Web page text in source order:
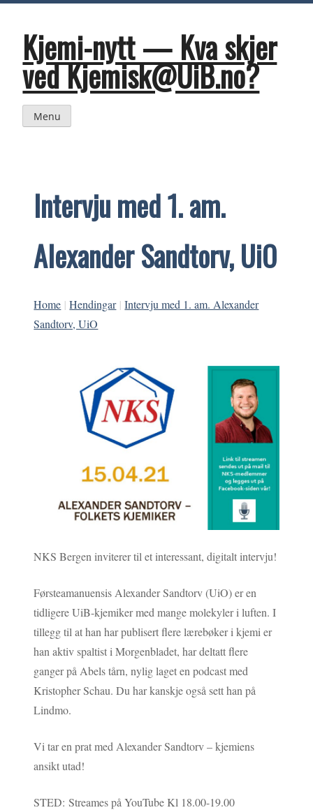
Skip
contentKjemi-nytt — Kva skjer
ved Kjemisk@UiB.no?
Menu
Intervju med 1. am.
Alexander Sandtorv, UiO
Home | Hendingar | Intervju med 1. am. Alexander
Sandtorv, UiO
NKS Bergen inviterer til et interessant, digitalt intervju!
Førsteamanuensis Alexander Sandtorv (UiO) er en
tidligere UiB-kjemiker med mange molekyler i luften. I
tillegg til at han har publisert flere lærebøker i kjemi er
han aktiv spaltist i Morgenbladet, har deltatt flere
ganger på Abels tårn, nylig laget en podcast med
Kristopher Schau. Du har kanskje også sett han på
Lindmo.
Vi tar en prat med Alexander Sandtorv – kjemiens
ansikt utad!
STED: Streames på YouTube Kl 18.00-19.00